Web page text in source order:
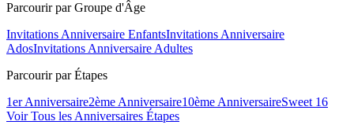
Parcourir par Groupe d'Âge
Invitations Anniversaire EnfantsInvitations Anniversaire
AdosInvitations Anniversaire Adultes
Parcourir par Étapes
1er Anniversaire2ème Anniversaire10ème AnniversaireSweet 16
Voir Tous les Anniversaires Étapes